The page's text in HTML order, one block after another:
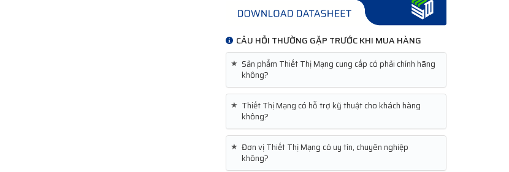
CÂU HỎI THƯỜNG GẶP TRƯỚC KHI MUA HÀNG
★ Sản phẩm Thiết Thị Mạng cung cấp có phải chính hãng
không?
★ Thiết Thị Mạng có hỗ trợ kỹ thuật cho khách hàng
không?
★ Đơn vị Thiết Thị Mạng có uy tín, chuyên nghiệp
không?